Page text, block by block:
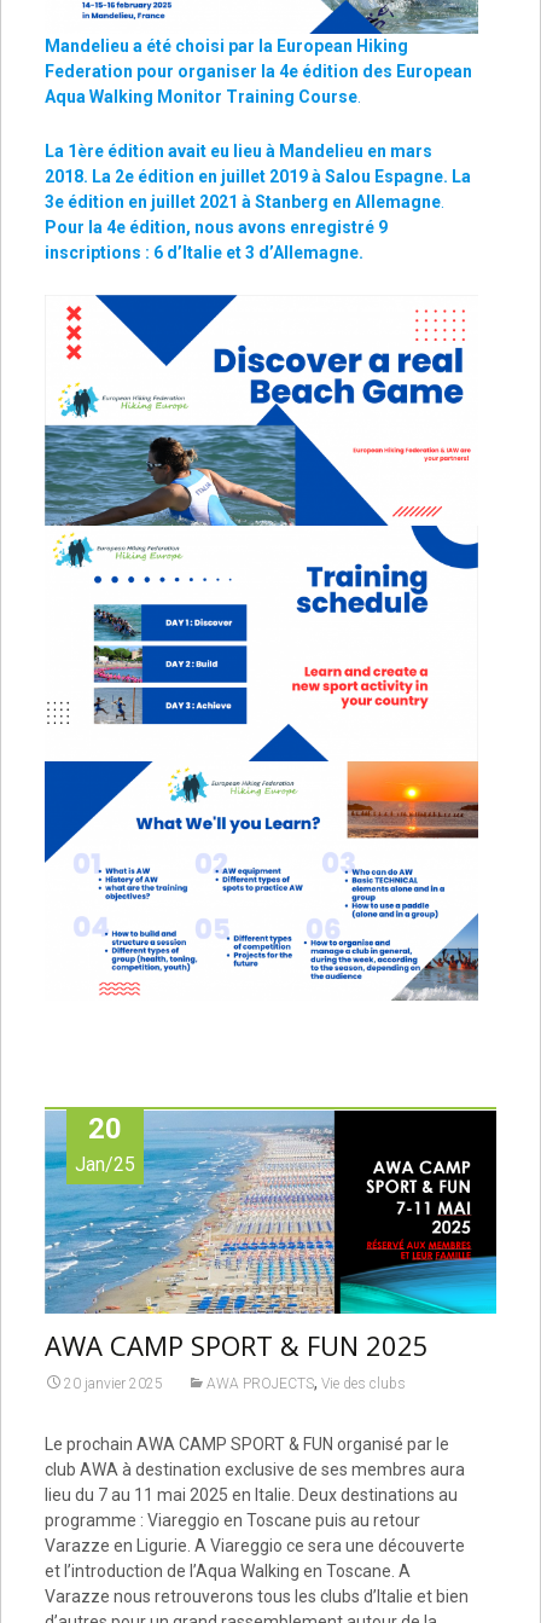
Mandelieu a été choisi par la European Hiking
Federation pour organiser la 4e édition des European
Aqua Walking Monitor Training Course.
La 1ère édition avait eu lieu à Mandelieu en mars
2018. La 2e édition en juillet 2019 à Salou Espagne. La
3e édition en juillet 2021 à Stanberg en Allemagne.
Pour la 4e édition, nous avons enregistré 9
inscriptions : 6 d’Italie et 3 d’Allemagne.
20
Jan/25
AWA CAMP SPORT & FUN 2025
20 janvier 2025 AWA PROJECTS, Vie des clubs
Le prochain AWA CAMP SPORT & FUN organisé par le
club AWA à destination exclusive de ses membres aura
lieu du 7 au 11 mai 2025 en Italie. Deux destinations au
programme : Viareggio en Toscane puis au retour
Varazze en Ligurie. A Viareggio ce sera une découverte
et l’introduction de l’Aqua Walking en Toscane. A
Varazze nous retrouverons tous les clubs d’Italie et bien